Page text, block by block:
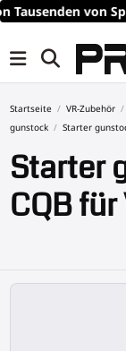
Kostenloser
Startseite VR-Zubehör
gunstock
Starter
Starter
CQB